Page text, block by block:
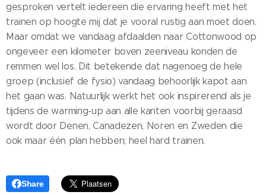
gesproken vertelt iedereen die ervaring heeft met het
trainen op hoogte mij dat je vooral rustig aan moet doen.
Maar omdat we vandaag afdaalden naar Cottonwood op
ongeveer een kilometer boven zeeniveau konden de
remmen wel los. Dit betekende dat nagenoeg de hele
groep (inclusief de fysio) vandaag behoorlijk kapot aan
het gaan was. Natuurlijk werkt het ook inspirerend als je
tijdens de warming-up aan alle kanten voorbij geraasd
wordt door Denen, Canadezen, Noren en Zweden die
ook maar één plan hebben; heel hard trainen.
Share